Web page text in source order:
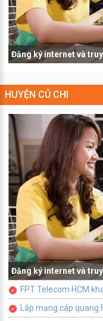
Đăng ký internet và
HUYỆN CỦ CHI
Đăng ký internet và
FPT Telecom HCM
Lắp mạng cáp quang